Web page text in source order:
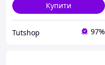
Купити
Tutshop 97%